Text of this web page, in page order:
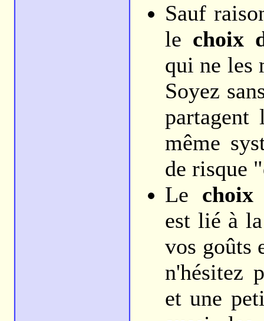
Sauf
le choix
qui ne les
Soyez
même
de risque
Le choix
est lié à
vos goûts
n'hésitez
et une